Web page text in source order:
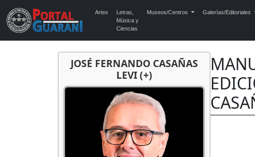
Artes
Letras,
Música y
Ciencias
Museos/Centros Galerías/Editoriales
JOSÉ FERNANDO CASAÑAS
LEVI (+)